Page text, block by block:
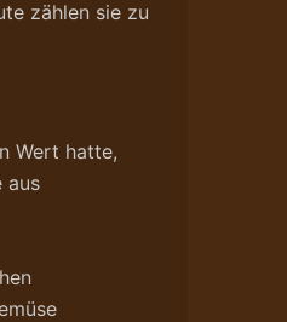
zählen sie zu
Wert hatte,
aus